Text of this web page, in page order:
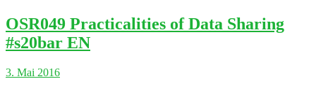
OSR049 Practicalities of Data Sharing
#s20bar EN
3. Mai 2016